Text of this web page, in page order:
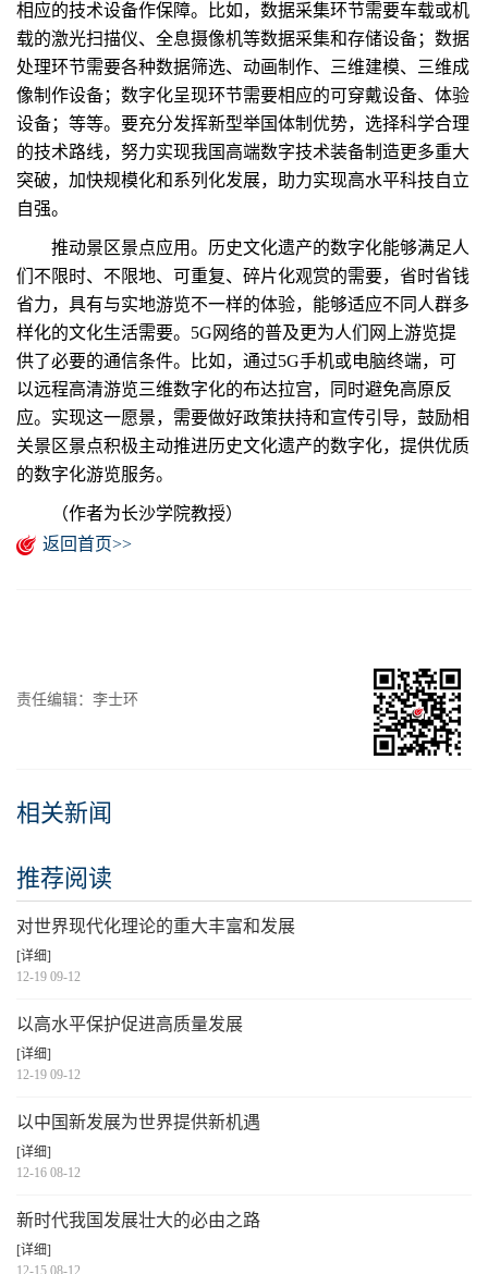
相应的技术设备作保障。比如，数据采集环节需要车载或机
载的激光扫描仪、全息摄像机等数据采集和存储设备；数据
处理环节需要各种数据筛选、动画制作、三维建模、三维成
像制作设备；数字化呈现环节需要相应的可穿戴设备、体验
设备；等等。要充分发挥新型举国体制优势，选择科学合理
的技术路线，努力实现我国高端数字技术装备制造更多重大
突破，加快规模化和系列化发展，助力实现高水平科技自立
自强。
推动景区景点应用。历史文化遗产的数字化能够满足人
们不限时、不限地、可重复、碎片化观赏的需要，省时省钱
省力，具有与实地游览不一样的体验，能够适应不同人群多
样化的文化生活需要。5G网络的普及更为人们网上游览提
供了必要的通信条件。比如，通过5G手机或电脑终端，可
以远程高清游览三维数字化的布达拉宫，同时避免高原反
应。实现这一愿景，需要做好政策扶持和宣传引导，鼓励相
关景区景点积极主动推进历史文化遗产的数字化，提供优质
的数字化游览服务。
（作者为长沙学院教授）
返回首页>>
责任编辑：李士环
相关新闻
推荐阅读
对世界现代化理论的重大丰富和发展
[详细]
12-19 09-12
以高水平保护促进高质量发展
[详细]
12-19 09-12
以中国新发展为世界提供新机遇
[详细]
12-16 08-12
新时代我国发展壮大的必由之路
[详细]
12-15 08-12